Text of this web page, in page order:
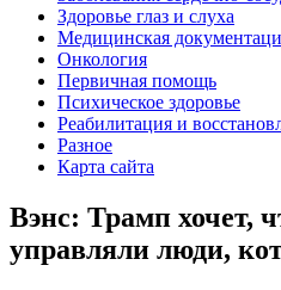
Здоровье глаз и слуха
Медицинская
Онкология
Первичная помощь
Психическое здоровье
Реабилитация и
Разное
Карта сайта
Вэнс: Трамп хочет,
управляли люди,